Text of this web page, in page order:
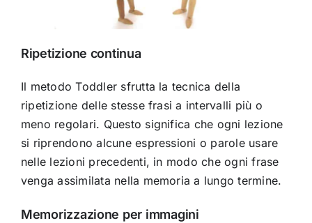
Ripetizione continua
Il metodo Toddler sfrutta la tecnica della
ripetizione delle stesse frasi a intervalli più o
meno regolari. Questo significa che ogni lezione
si riprendono alcune espressioni o parole usare
nelle lezioni precedenti, in modo che ogni frase
venga assimilata nella memoria a lungo termine.
Memorizzazione per immagini